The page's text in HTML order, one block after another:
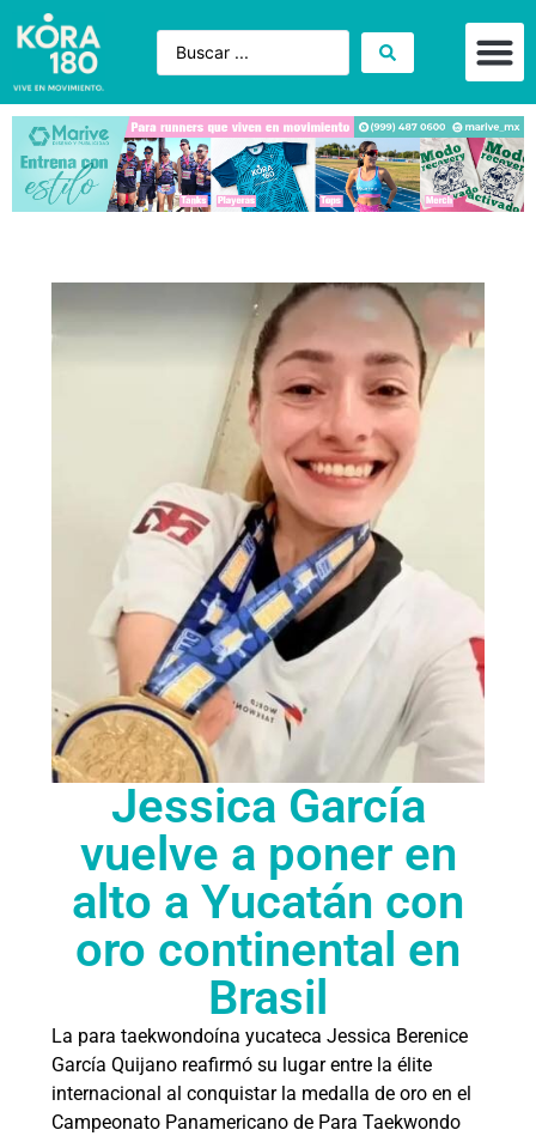
Jessica García
vuelve a poner en
alto a Yucatán con
oro continental en
Brasil
La para taekwondoína yucateca Jessica Berenice
García Quijano reafirmó su lugar entre la élite
internacional al conquistar la medalla de oro en el
Campeonato Panamericano de Para Taekwondo